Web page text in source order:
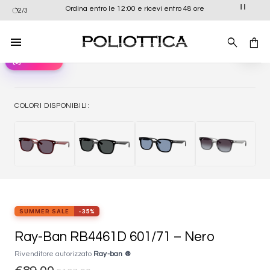
Salta
ai
contenuti
2/3 Ordina entro le 12:00 e ricevi entro 48 ore
view_in_ar
COLORI DISPONIBILI:
SUMMER SALE -35%
Ray-Ban RB4461D 601/71 – Nero
Rivenditore autorizzato Ray-ban ®